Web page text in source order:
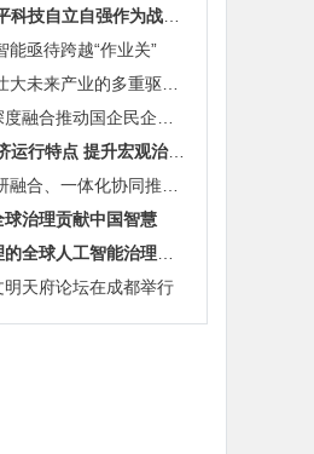
吕薇:把高水平科技自立自强作为战略支撑
能亟待跨越“作业关”
陶文娜:培育壮大未来产业的多重驱动机制
何瑛:“五链”深度融合推动国企民企协同发展
赵峰:把握经济运行特点 提升宏观治理效能
潘春玲:产学研融合、一体化协同推动农业科技创新
球治理贡献中国智慧
构建公正合理的全球人工智能治理体系
天府论坛在成都举行